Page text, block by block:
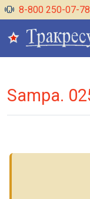
8-800 250-07-78
Sampa.